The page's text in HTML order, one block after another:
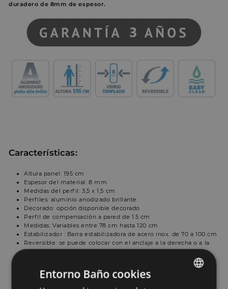
duradero de 8mm de espesor.
Características:
Altura panel: 195 cm
Espesor del material: 8 mm
Medidas del perfil: 3,5 x 1,5 cm
Perfiles: aluminio anodizado brillante
Decorado: opción disponible decorado
Perfil de compensación a pared de 1.5 cm
Medidas: Variables entre 78 cm hasta 120 cm
Estabilizador : Barra estabilizadora de acero inox. de 70 a 100 cm
Reversible: se puede colocar con el anclaje a la derecha o a la
izquierda
Tratamiento antical de alta durabilidad para una limpieza rápida
y eficazEntorno Baño cookies